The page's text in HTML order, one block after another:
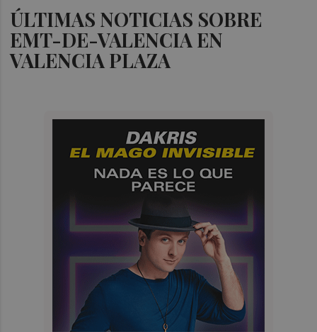
ÚLTIMAS NOTICIAS SOBRE
EMT-DE-VALENCIA EN
VALENCIA PLAZA